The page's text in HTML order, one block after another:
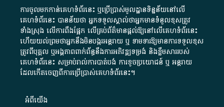
ការចូលមកកាន់គេហទំព័រនេះ ឬប្រើប្រាស់មូលដ្ឋានទិន្នន័យនៅលើ
គេហទំព័រនេះ បានន័យថា អ្នកទទួលស្គាល់ថាអ្នកមានទំនួលខុសត្រូវ
ទាំងស្រុង លើការពឹងផ្អែក លើគ្រប់ព័ត៌មានផ្តល់ឱ្យនៅលើគេហទំព័រនេះ
ហើយយល់ព្រមថាអ្នកនឹងមិនបង្ករអន្តរាយ ឬ ទាមទារ​ឱ្យមានការទទួលខុស​
ត្រូវពីបុគ្គល ឬអង្គភាពពាក់ព័ន្ធនឹងការអភិវឌ្ឍទម្រង់ និងខ្លឹមសាររបស់
គេហទំព័រនេះ សម្រាប់រាល់ការបាត់បង់ ការខូចប្រយោជន៍ ឬ អន្តរាយ
ដែលកើតចេញពីការប្រើប្រាស់គេហទំព័រនេះ។
អំពី​យើង​